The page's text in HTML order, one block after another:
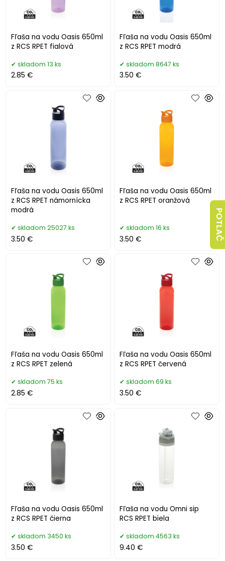
Fľaša na vodu Oasis 650ml
z RCS RPET fialová
skladom 13 ks
2.85 €
Fľaša na vodu Oasis 650ml
z RCS RPET modrá
skladom 8647 ks
3.50 €
Fľaša na vodu Oasis 650ml
z RCS RPET námornícka
modrá
skladom 25027 ks
3.50 €
Fľaša na vodu Oasis 650ml
z RCS RPET oranžová
skladom 16 ks
3.50 €
Fľaša na vodu Oasis 650ml
z RCS RPET zelená
skladom 75 ks
2.85 €
Fľaša na vodu Oasis 650ml
z RCS RPET červená
skladom 69 ks
3.50 €
Fľaša na vodu Oasis 650ml
z RCS RPET čierna
skladom 3450 ks
3.50 €
Fľaša na vodu Omni sip
RCS RPET biela
skladom 4563 ks
9.40 €
POTLAČ